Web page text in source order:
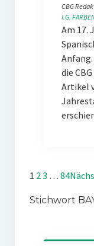
CBG
I.G.
Am 17.
die
Artikel
1 23 … 84
Stichwort